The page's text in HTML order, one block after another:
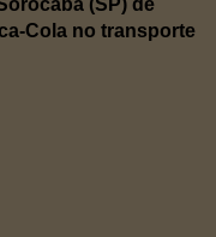
Cola no transporte